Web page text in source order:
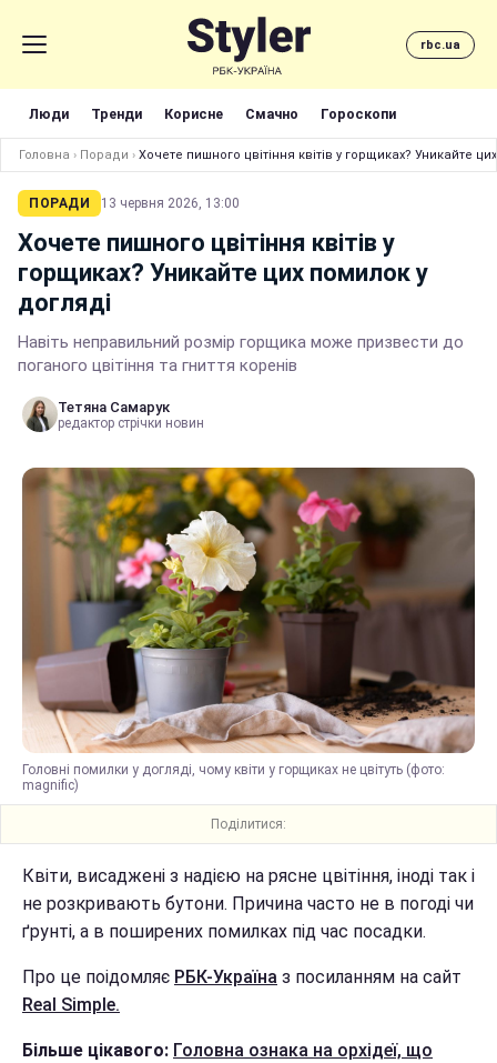
rbc.ua
Люди Тренди Корисне Смачно Гороскопи
Головна › Поради › Хочете пишного цвітіння квітів у горщиках? Уникайте
ПОРАДИ 13 червня 2026, 13:00
Хочете пишного цвітіння квітів у
горщиках? Уникайте цих помилок у
догляді
Навіть неправильний розмір горщика може призвести до
поганого цвітіння та гниття коренів
Тетяна Самарук
редактор стрічки новин
Головні помилки у догляді, чому квіти у горщиках не цвітуть (фото:
magnific)
Поділитися:
Квіти, висаджені з надією на рясне цвітіння, іноді так і
не розкривають бутони. Причина часто не в погоді чи
ґрунті, а в поширених помилках під час посадки.
Про це поідомляє РБК-Україна з посиланням на сайт
Real Simple.
Більше цікавого: Головна ознака на орхідеї, що